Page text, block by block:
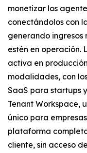
monetizar los
conectándolos con
generando ingresos
estén en operación.
activa en
modalidades, con
SaaS para startups
Tenant Workspace,
único para
plataforma
cliente, sin acceso